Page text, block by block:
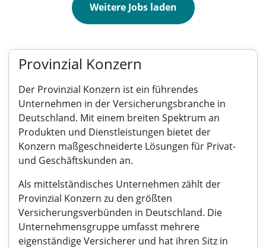
Weitere Jobs laden
Provinzial Konzern
Der Provinzial Konzern ist ein führendes
Unternehmen in der Versicherungsbranche in
Deutschland. Mit einem breiten Spektrum an
Produkten und Dienstleistungen bietet der
Konzern maßgeschneiderte Lösungen für Privat-
und Geschäftskunden an.
Als mittelständisches Unternehmen zählt der
Provinzial Konzern zu den größten
Versicherungsverbünden in Deutschland. Die
Unternehmensgruppe umfasst mehrere
eigenständige Versicherer und hat ihren Sitz in